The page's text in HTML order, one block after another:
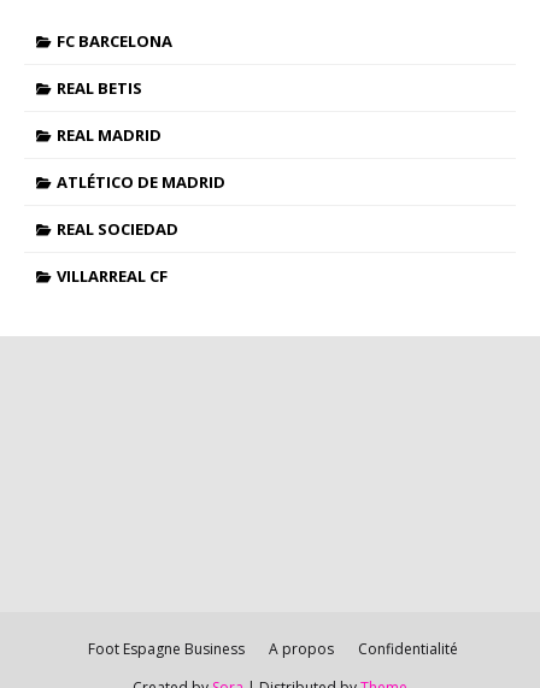
FC BARCELONA
REAL BETIS
REAL MADRID
ATLÉTICO DE MADRID
REAL SOCIEDAD
VILLARREAL CF
Foot Espagne Business A propos
Confidentialité